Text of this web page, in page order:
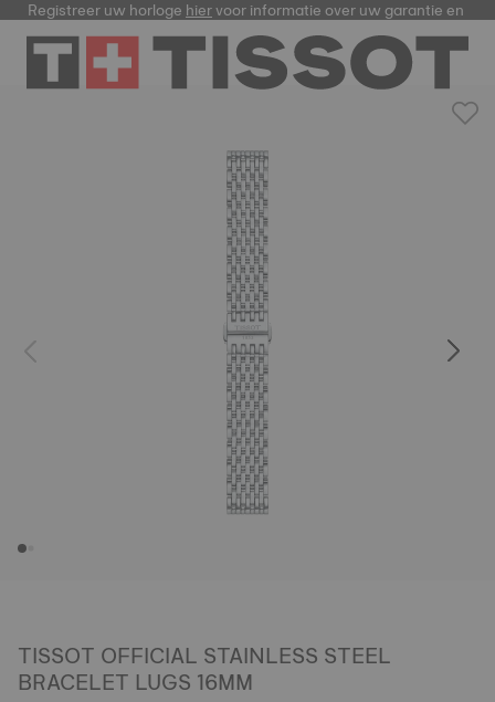
Registreer uw horlogehiervoor informatie over uw garantie en
TISSOT OFFICIAL STAINLESS STEEL
BRACELET LUGS 16MM